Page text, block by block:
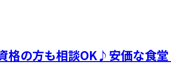
格の方も相談OK♪安価な食